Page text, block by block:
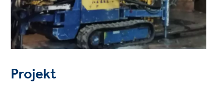
Projekt